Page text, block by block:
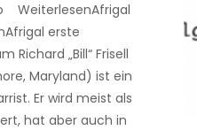
WeiterlesenAfrigal
erste
Richard „Bill“ Frisell
Maryland) ist ein
Er wird meist als
hat aber auch in